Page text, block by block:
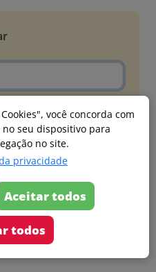
você concorda com
seu dispositivo para
no site.
privacidade
Aceitar todos
todos
Esqueci minha senha
Microsoft
parte?
se